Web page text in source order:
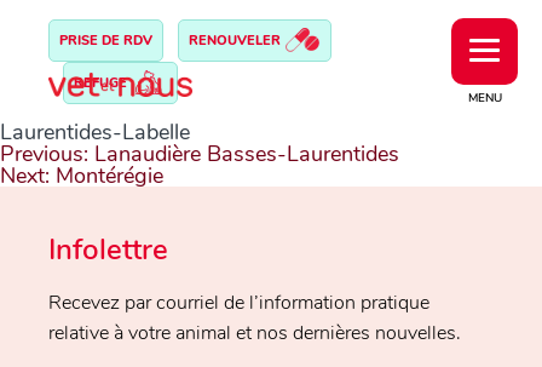
MENU
PRISE DE RDV RENOUVELER
REFUGE
Laurentides-Labelle
Navigation
de
l’article
Previous: Lanaudière Basses-Laurentides
Next: Montérégie
Infolettre
Recevez par courriel de l’information pratique
relative à votre animal et nos dernières nouvelles.